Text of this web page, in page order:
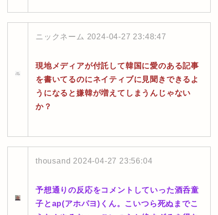
ニックネーム 2024-04-27 23:48:47
現地メディアが付託して韓国に愛のある記事
を書いてるのにネイティブに見聞きできるよ
うになると嫌韓が増えてしまうんじゃない
か？
thousand 2024-04-27 23:56:04
予想通りの反応をコメントしていった酒呑童
子とap(アホパヨ)くん。こいつら死ぬまでこ